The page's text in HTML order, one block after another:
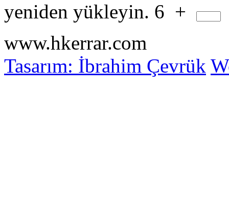
yeniden yükleyin. 6 +
www.hkerrar.com
Tasarım: İbrahim Çevrük